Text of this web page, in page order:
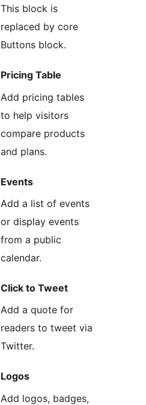
This block is
replaced by core
Buttons block.
Pricing Table
Add pricing tables
to help visitors
compare products
and plans.
Events
Add a list of events
or display events
from a public
calendar.
Click to Tweet
Add a quote for
readers to tweet via
Twitter.
Logos
Add logos, badges,